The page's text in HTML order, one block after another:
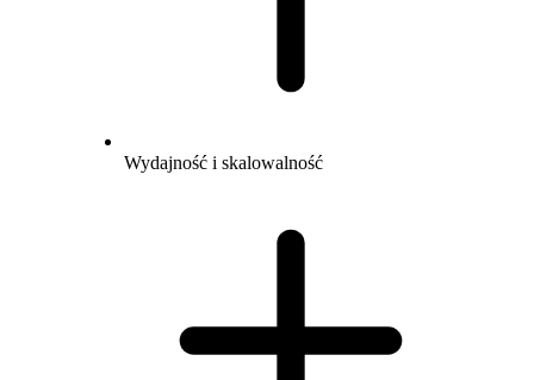
Wydajność i skalowalność